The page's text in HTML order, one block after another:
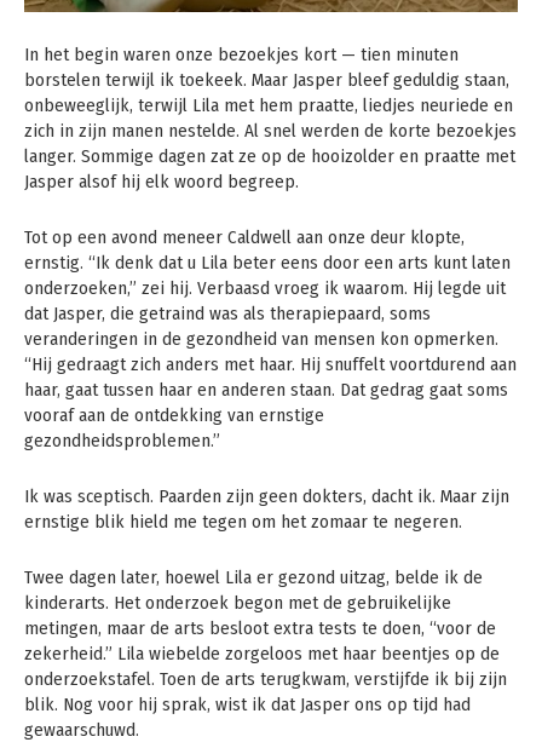
In het begin waren onze bezoekjes kort — tien minuten
borstelen terwijl ik toekeek. Maar Jasper bleef geduldig staan,
onbeweeglijk, terwijl Lila met hem praatte, liedjes neuriede en
zich in zijn manen nestelde. Al snel werden de korte bezoekjes
langer. Sommige dagen zat ze op de hooizolder en praatte met
Jasper alsof hij elk woord begreep.
Tot op een avond meneer Caldwell aan onze deur klopte,
ernstig. “Ik denk dat u Lila beter eens door een arts kunt laten
onderzoeken,” zei hij. Verbaasd vroeg ik waarom. Hij legde uit
dat Jasper, die getraind was als therapiepaard, soms
veranderingen in de gezondheid van mensen kon opmerken.
“Hij gedraagt zich anders met haar. Hij snuffelt voortdurend aan
haar, gaat tussen haar en anderen staan. Dat gedrag gaat soms
vooraf aan de ontdekking van ernstige
gezondheidsproblemen.”
Ik was sceptisch. Paarden zijn geen dokters, dacht ik. Maar zijn
ernstige blik hield me tegen om het zomaar te negeren.
Twee dagen later, hoewel Lila er gezond uitzag, belde ik de
kinderarts. Het onderzoek begon met de gebruikelijke
metingen, maar de arts besloot extra tests te doen, “voor de
zekerheid.” Lila wiebelde zorgeloos met haar beentjes op de
onderzoekstafel. Toen de arts terugkwam, verstijfde ik bij zijn
blik. Nog voor hij sprak, wist ik dat Jasper ons op tijd had
gewaarschuwd.